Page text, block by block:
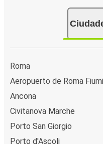
Roma
Aeropuerto de Roma
Ancona
Civitanova Marche
Porto San Giorgio
Porto d'Ascoli